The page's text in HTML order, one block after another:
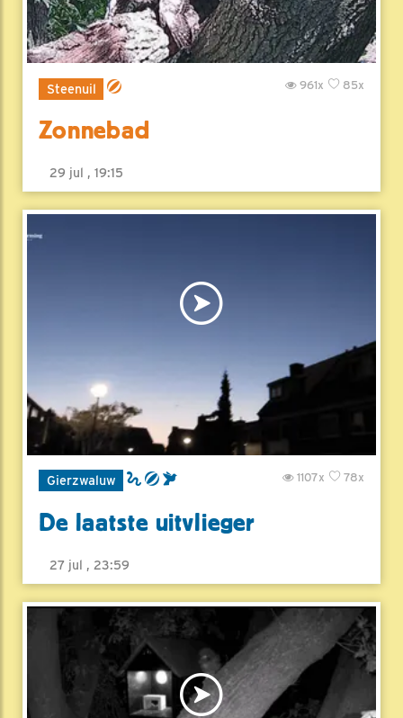
Steenuil 85x
961x
Zonnebad
29 jul , 19:15
Gierzwaluw 78x
1107x
De laatste uitvlieger
27 jul , 23:59